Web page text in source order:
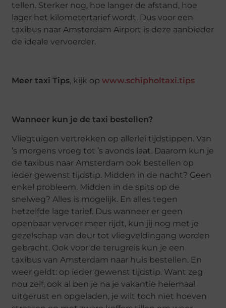
tellen. Sterker nog, hoe langer de afstand, hoe
lager het kilometertarief wordt. Dus voor een
taxibus naar Amsterdam Airport is deze aanbieder
de ideale vervoerder.
Meer taxi Tips, kijk opwww.schipholtaxi.tips
Wanneer kun je de taxi bestellen?
Vliegtuigen vertrekken op allerlei tijdstippen. Van
’s morgens vroeg tot ’s avonds laat. Daarom kun je
de taxibus naar Amsterdam ook bestellen op
ieder gewenst tijdstip. Midden in de nacht? Geen
enkel probleem. Midden in de spits op de
snelweg? Alles is mogelijk. En alles tegen
hetzelfde lage tarief. Dus wanneer er geen
openbaar vervoer meer rijdt, kun jij nog met je
gezelschap van deur tot vliegveldingang worden
gebracht. Ook voor de terugreis kun je een
taxibus van Amsterdam naar huis bestellen. En
weer geldt: op ieder gewenst tijdstip. Want zeg
nou zelf, ook al ben je na je vakantie helemaal
uitgerust en opgeladen, je wilt toch niet hoeven